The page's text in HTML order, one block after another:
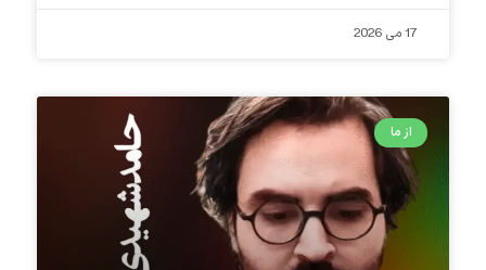
17 می 2026
از ما